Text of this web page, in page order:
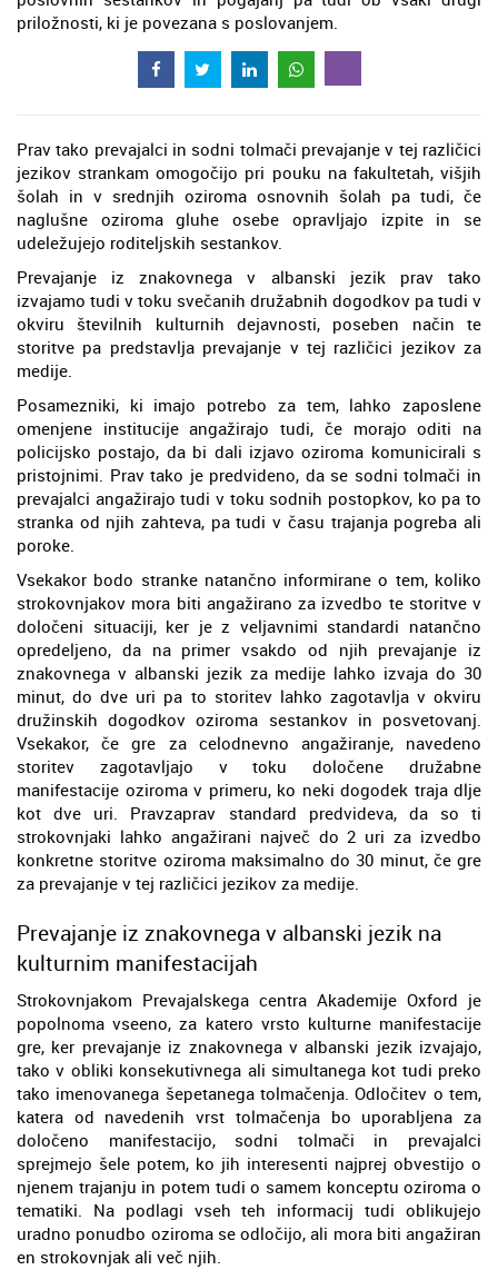
priložnosti, ki je povezana s poslovanjem.
Prav tako prevajalci in sodni tolmači prevajanje v tej različici
jezikov strankam omogočijo pri pouku na fakultetah, višjih
šolah in v srednjih oziroma osnovnih šolah pa tudi, če
naglušne oziroma gluhe osebe opravljajo izpite in se
udeležujejo roditeljskih sestankov.
Prevajanje iz znakovnega v albanski jezik prav tako
izvajamo tudi v toku svečanih družabnih dogodkov pa tudi v
okviru številnih kulturnih dejavnosti, poseben način te
storitve pa predstavlja prevajanje v tej različici jezikov za
medije.
Posamezniki, ki imajo potrebo za tem, lahko zaposlene
omenjene institucije angažirajo tudi, če morajo oditi na
policijsko postajo, da bi dali izjavo oziroma komunicirali s
pristojnimi. Prav tako je predvideno, da se sodni tolmači in
prevajalci angažirajo tudi v toku sodnih postopkov, ko pa to
stranka od njih zahteva, pa tudi v času trajanja pogreba ali
poroke.
Vsekakor bodo stranke natančno informirane o tem, koliko
strokovnjakov mora biti angažirano za izvedbo te storitve v
določeni situaciji, ker je z veljavnimi standardi natančno
opredeljeno, da na primer vsakdo od njih prevajanje iz
znakovnega v albanski jezik za medije lahko izvaja do 30
minut, do dve uri pa to storitev lahko zagotavlja v okviru
družinskih dogodkov oziroma sestankov in posvetovanj.
Vsekakor, če gre za celodnevno angažiranje, navedeno
storitev zagotavljajo v toku določene družabne
manifestacije oziroma v primeru, ko neki dogodek traja dlje
kot dve uri. Pravzaprav standard predvideva, da so ti
strokovnjaki lahko angažirani največ do 2 uri za izvedbo
konkretne storitve oziroma maksimalno do 30 minut, če gre
za prevajanje v tej različici jezikov za medije.
Prevajanje iz znakovnega v albanski jezik na
kulturnim manifestacijah
Strokovnjakom Prevajalskega centra Akademije Oxford je
popolnoma vseeno, za katero vrsto kulturne manifestacije
gre, ker prevajanje iz znakovnega v albanski jezik izvajajo,
tako v obliki konsekutivnega ali simultanega kot tudi preko
tako imenovanega šepetanega tolmačenja. Odločitev o tem,
katera od navedenih vrst tolmačenja bo uporabljena za
določeno manifestacijo, sodni tolmači in prevajalci
sprejmejo šele potem, ko jih interesenti najprej obvestijo o
njenem trajanju in potem tudi o samem konceptu oziroma o
tematiki. Na podlagi vseh teh informacij tudi oblikujejo
uradno ponudbo oziroma se odločijo, ali mora biti angažiran
en strokovnjak ali več njih.